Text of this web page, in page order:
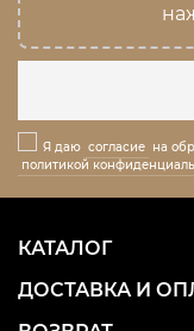
Я даю согласие на
политикой
КАТАЛОГ
ДОСТАВКА И